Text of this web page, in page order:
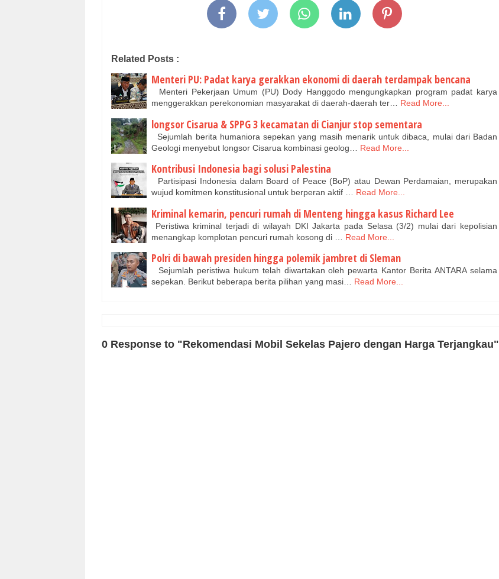
Related Posts :
Menteri PU: Padat karya gerakkan ekonomi di daerah terdampak bencana
Menteri Pekerjaan Umum (PU) Dody Hanggodo mengungkapkan program padat karya
menggerakkan perekonomian masyarakat di daerah-daerah ter…
Read More...
longsor Cisarua & SPPG 3 kecamatan di Cianjur stop sementara
Sejumlah berita humaniora sepekan yang masih menarik untuk dibaca, mulai dari Badan
Geologi menyebut longsor Cisarua kombinasi geolog…
Read More...
Kontribusi Indonesia bagi solusi Palestina
Partisipasi Indonesia dalam Board of Peace (BoP) atau Dewan Perdamaian, merupakan
wujud komitmen konstitusional untuk berperan aktif …
Read More...
Kriminal kemarin, pencuri rumah di Menteng hingga kasus Richard Lee
Peristiwa kriminal terjadi di wilayah DKI Jakarta pada Selasa (3/2) mulai dari kepolisian
menangkap komplotan pencuri rumah kosong di …
Read More...
Polri di bawah presiden hingga polemik jambret di Sleman
Sejumlah peristiwa hukum telah diwartakan oleh pewarta Kantor Berita ANTARA selama
sepekan. Berikut beberapa berita pilihan yang masi…
Read More...
0 Response to "Rekomendasi Mobil Sekelas Pajero dengan Harga Terjangkau"